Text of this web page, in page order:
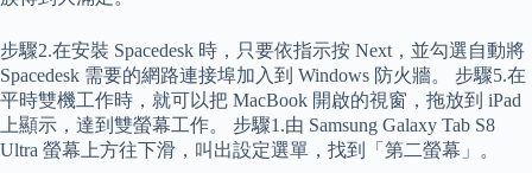
步驟2.在安裝 Spacedesk 時，只要依指示按 Next，並勾選自動將
Spacedesk 需要的網路連接埠加入到 Windows 防火牆。 步驟5.在
平時雙機工作時，就可以把 MacBook 開啟的視窗，拖放到 iPad
上顯示，達到雙螢幕工作。 步驟1.由 Samsung Galaxy Tab S8
Ultra 螢幕上方往下滑，叫出設定選單，找到「第二螢幕」。